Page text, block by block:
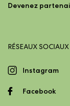
Devenez
RÉSEAUX SOCIAUX
Instagram
Facebook